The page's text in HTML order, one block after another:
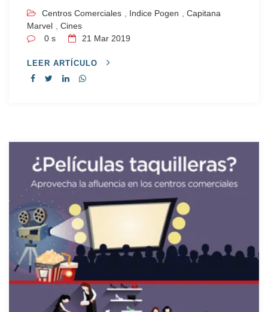
Centros Comerciales
Indice Pogen
Capitana
Marvel
Cines
0 s
21 Mar 2019
LEER ARTÍCULO